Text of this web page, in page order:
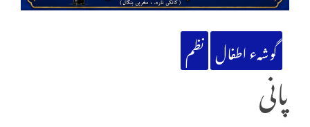
گوشہء اطفال نظم
پانی